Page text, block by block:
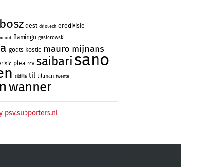
bosz dest driouech eredivisie
flamingo gasiorowski
godts kostic mauro mijnans
plea rcv saibari sano
sildillia til tillman twente
wanner
psv.supporters.nl